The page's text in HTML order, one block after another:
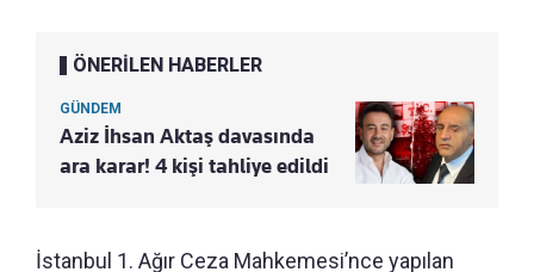
ÖNERİLEN HABERLER
GÜNDEM
Aziz İhsan Aktaş davasında
ara karar! 4 kişi tahliye edildi
İstanbul 1. Ağır Ceza Mahkemesi’nce yapılan